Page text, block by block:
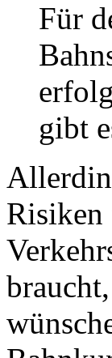
Für
gibt
Risiken